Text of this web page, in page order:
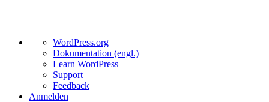
Über
WordPress
WordPress.org
Dokumentation (engl.)
Learn WordPress
Support
Feedback
Anmelden